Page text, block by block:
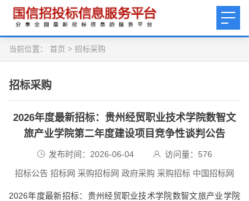
当前位置： 首页 > 招标采购
招标采购
2026年度最新招标：贵州经贸职业技术学院数智文
旅产业学院第二年度建设项目竞争性谈判公告
发布时间：2026-06-04 访问量： 576
招标公告 招标网 采购招标网 政府采购 采购招标 中国招标网
2026年度最新招标：贵州经贸职业技术学院数智文旅产业学院